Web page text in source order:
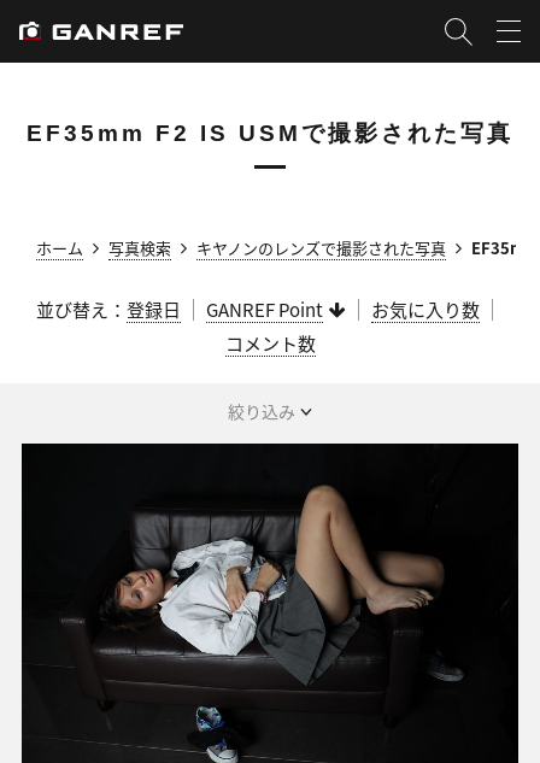
EF35mm F2 IS USMで撮影された写真
ホーム 写真検索 キヤノンのレンズで撮影された写真
並び替え： 登録日 GANREF Point
お気に入り数
コメント数
絞り込み